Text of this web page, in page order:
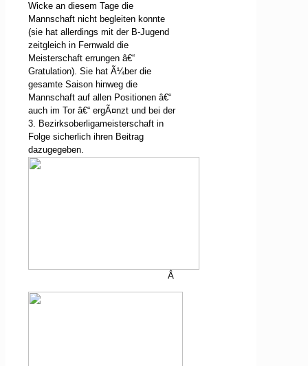
Wicke an diesem Tage die
Mannschaft nicht begleiten konnte
(sie hat allerdings mit der B-Jugend
zeitgleich in Fernwald die
Meisterschaft errungen â€“
Gratulation). Sie hat Ã¼ber die
gesamte Saison hinweg die
Mannschaft auf allen Positionen â€“
auch im Tor â€“ ergÃ¤nzt und bei der
3. Bezirksoberligameisterschaft in
Folge sicherlich ihren Beitrag
dazugegeben.
Â